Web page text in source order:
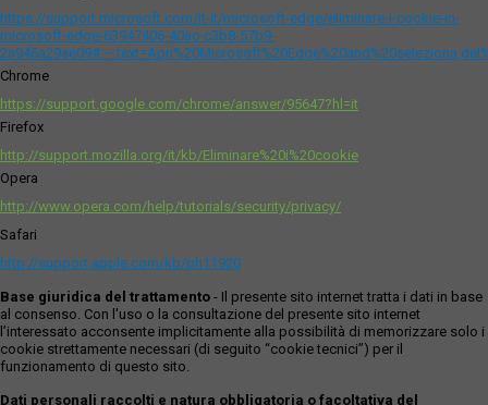
https://support.microsoft.com/it-it/microsoft-edge/eliminare-i-cookie-in-
microsoft-edge-63947406-40ac-c3b8-57b9-
Chrome
https://support.google.com/chrome/answer/95647?hl=it
Firefox
http://support.mozilla.org/it/kb/Eliminare%20i%20cookie
Opera
http://www.opera.com/help/tutorials/security/privacy/
Safari
http://support.apple.com/kb/ph11920
Base giuridica del trattamento - Il presente sito internet tratta i dati in base
al consenso. Con l'uso o la consultazione del presente sito internet
l’interessato acconsente implicitamente alla possibilità di memorizzare solo i
cookie strettamente necessari (di seguito “cookie tecnici”) per il
funzionamento di questo sito.
Dati personali raccolti e natura obbligatoria o facoltativa del